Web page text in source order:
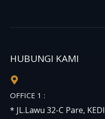
HUBUNGI KAMI
OFFICE 1 :
* JL.Lawu 32-C Pare,